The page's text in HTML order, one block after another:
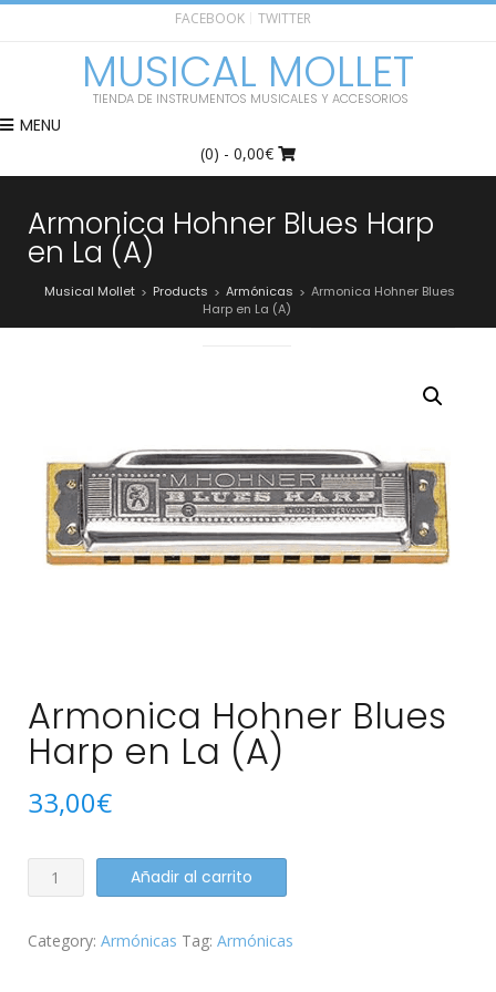
FACEBOOK TWITTER
MUSICAL MOLLET
TIENDA DE INSTRUMENTOS MUSICALES Y ACCESORIOS
MENU
(0) - 0,00€
Armonica Hohner Blues Harp
en La (A)
Musical Mollet > Products > Armónicas > Armonica Hohner Blues
Harp en La (A)
Armonica Hohner Blues
Harp en La (A)
33,00€
Armonica
Hohner
Harp
Añadir al carrito
Category: Armónicas Tag: Armónicas